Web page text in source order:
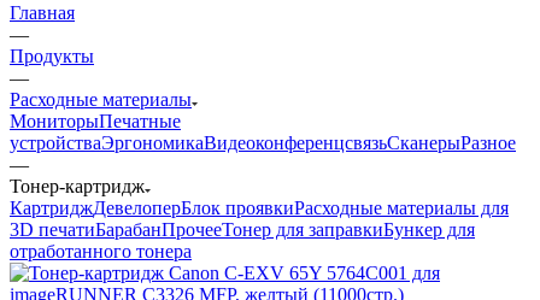
Главная
—
Продукты
—
Расходные материалы
МониторыПечатные
устройстваЭргономикаВидеоконференцсвязьСканерыРазное
—
Тонер-картридж
КартриджДевелоперБлок проявкиРасходные материалы для
3D печатиБарабанПрочееТонер для заправкиБункер для
отработанного тонера